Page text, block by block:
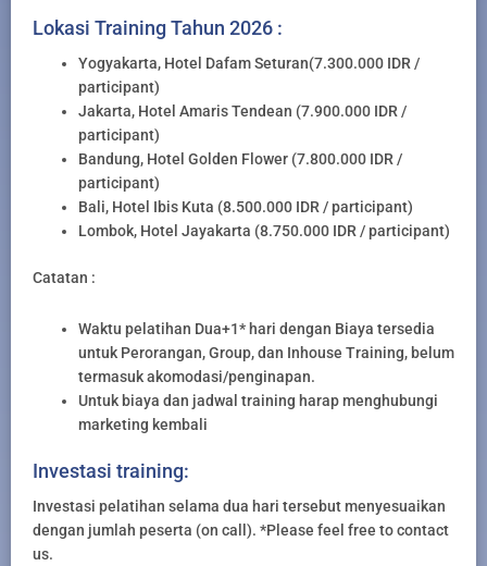
Lokasi Training Tahun 2026 :
Yogyakarta, Hotel Dafam Seturan(7.300.000 IDR /
participant)
Jakarta, Hotel Amaris Tendean (7.900.000 IDR /
participant)
Bandung, Hotel Golden Flower (7.800.000 IDR /
participant)
Bali, Hotel Ibis Kuta (8.500.000 IDR / participant)
Lombok, Hotel Jayakarta (8.750.000 IDR / participant)
Catatan :
Waktu pelatihan Dua+1* hari dengan Biaya tersedia
untuk Perorangan, Group, dan Inhouse Training, belum
termasuk akomodasi/penginapan.
Untuk biaya dan jadwal training harap menghubungi
marketing kembali
Investasi training:
Investasi pelatihan selama dua hari tersebut menyesuaikan
dengan jumlah peserta (on call). *Please feel free to contact
us.